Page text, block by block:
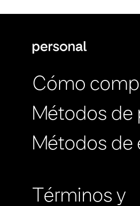
Cómo
Métodos de
Métodos de
Términos y